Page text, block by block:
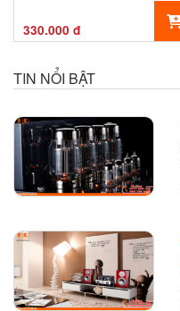
330.000 đ
TIN NỔI BẬT